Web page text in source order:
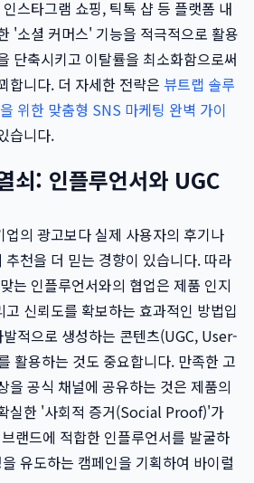
스타그램 쇼핑, 틱톡 샵 등 플랫폼 내
'소셜 커머스' 기능을 적극적으로 활용
단축시키고 이탈률을 최소화함으로써
합니다. 더 자세한 전략은 뷰트랩 솔루
위한 맞춤형 SNS 마케팅 완벽 가이
습니다.
쇠: 인플루언서와 UGC
의 광고보다 실제 사용자의 후기나
천을 더 믿는 경향이 있습니다. 따라
는 인플루언서와의 협업은 제품 인지
신뢰도를 확보하는 효과적인 방법입
적으로 생성하는 콘텐츠(UGC, User-
용하는 것도 중요합니다. 만족한 고
을 공식 채널에 공유하는 것은 제품의
실한 '사회적 증거(Social Proof)'가
랜드에 적합한 인플루언서를 발굴하
유도하는 캠페인을 기획하여 바이럴